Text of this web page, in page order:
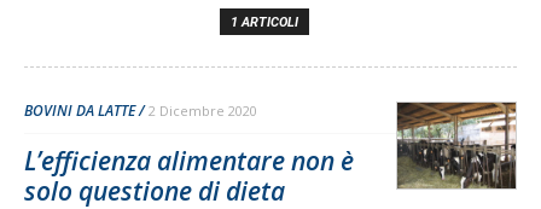
1 ARTICOLI
BOVINI DA LATTE 2 Dicembre 2020
L’efficienza alimentare non è
solo questione di dieta